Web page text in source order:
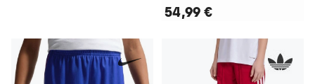
54,99 €